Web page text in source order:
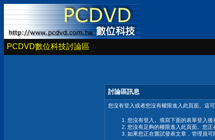
PCDVD數位科技討論區
討論區訊息
您沒有登入或者您沒有權限進入此頁面。這
您沒有登入。填寫下面的表單登入後
您沒有足夠的權限進入此頁面。您
如果您正在嘗試發表文章，管理員可